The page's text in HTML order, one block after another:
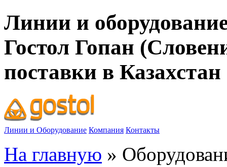
Линии и
Гостол Гопан
поставки в Казахстан
Линии и Оборудование Компания Контакты
На главную »